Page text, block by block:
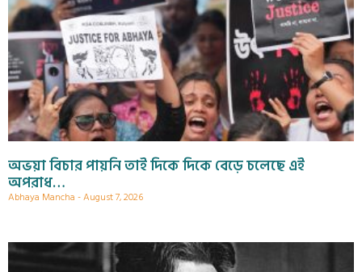
অভয়া বিচার পায়নি তাই দিকে দিকে বেড়ে চলেছে এই
অপরাধ…
Abhaya Mancha August 7, 2026